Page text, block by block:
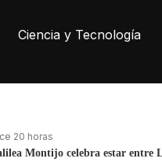
Ciencia y Tecnología
17 horas
más de 22 toneladas de